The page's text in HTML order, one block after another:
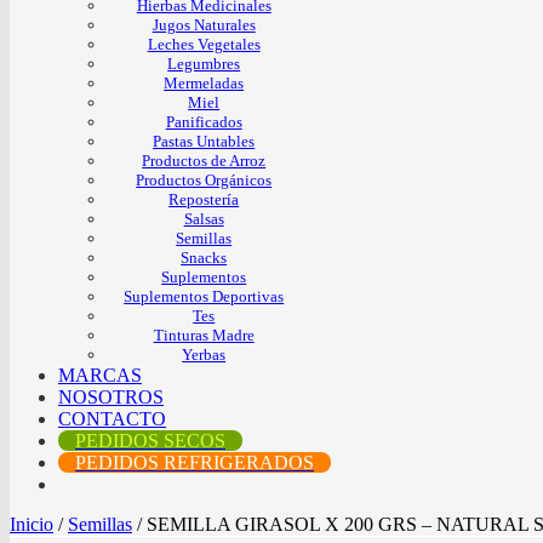
Hierbas Medicinales
Jugos Naturales
Leches Vegetales
Legumbres
Mermeladas
Miel
Panificados
Pastas Untables
Productos de Arroz
Productos Orgánicos
Repostería
Salsas
Semillas
Snacks
Suplementos
Suplementos Deportivas
Tes
Tinturas Madre
Yerbas
MARCAS
NOSOTROS
CONTACTO
PEDIDOS SECOS
PEDIDOS REFRIGERADOS
Inicio / Semillas /SEMILLA GIRASOL X 200 GRS – NATURAL